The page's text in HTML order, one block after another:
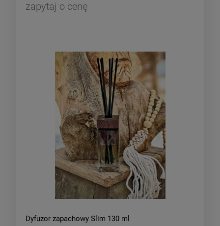
zapytaj o cenę
Dyfuzor zapachowy Slim 130 ml